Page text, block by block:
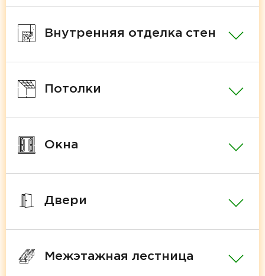
Внутренняя отделка стен
Потолки
Окна
Двери
Межэтажная лестница